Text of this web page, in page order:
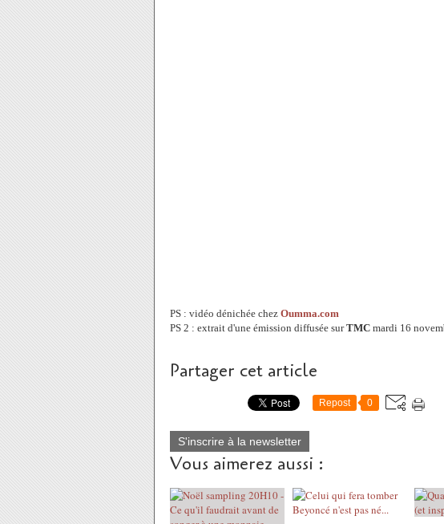
PS : vidéo dénichée chez Oumma.com
PS 2 : extrait d'une émission diffusée surTMC mardi 16
Partager cet article
Repost 0
S'inscrire à la newsletter
Vous aimerez aussi :